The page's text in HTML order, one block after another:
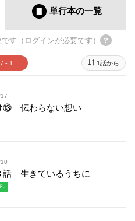
単行本の一覧
です（ログインが必要です）
- 1 1話から
⑬ 伝わらない想い
話 生きているうちに